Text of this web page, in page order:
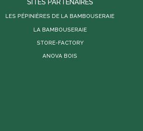
SITES PARTENAIRES
LES PÉPINIÈRES DE LA BAMBOUSERAIE
LA BAMBOUSERAIE
STORE-FACTORY
ANOVA BOIS